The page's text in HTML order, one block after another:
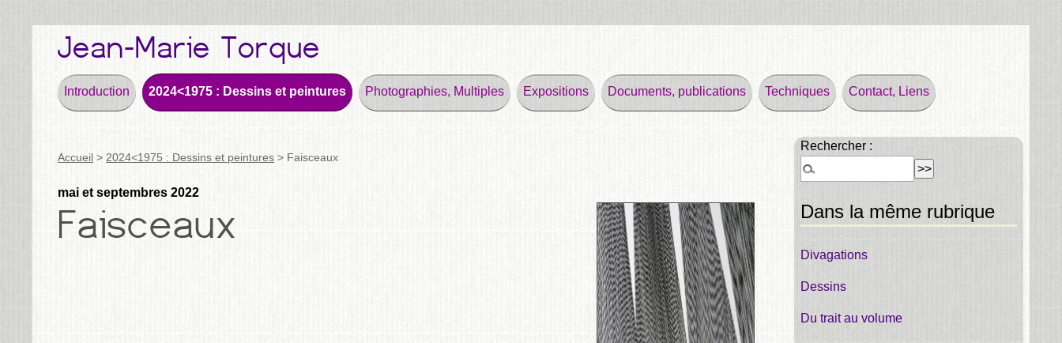
Introduction 2024<1975 : Dessins et peintures Photographies, Multiples Expositions Documents, publications Techniques Contact, Liens
Accueil >2024<1975 : Dessins et peintures > Faisceaux
mai et septembres 2022
Rechercher :
Dans la même rubrique
Divagations
Dessins
Du trait au volume